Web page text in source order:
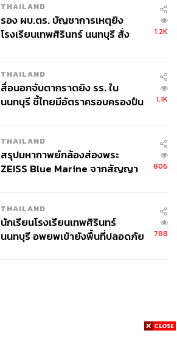
THAILAND
รอง ผบ.ตร. บัญชาการเหตุยิง
โรงเรียนเทพศิรินทร์ นนทบุรี สั่ง
1.2K
THAILAND
สื่อนอกจับตากราดยิง รร. ใน
นนทบุรี ชี้ไทยมีอัตราครอบครองปืน
1.1K
THAILAND
สรุปมหากาพย์กล้องส่องพระ
ZEISS Blue Marine จากสัญญา
จ่ายหนี้-แอบระบุแบรนด์
806
THAILAND
นักเรียนโรงเรียนเทพศิรินทร์
นนทบุรี อพยพเข้ายังพื้นที่ปลอดภัย
788